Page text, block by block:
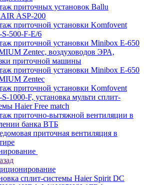
приточных установок Ballu
ASP-200
приточной установки Komfovent
500-F-E/6
приточной установки Minibox E-650
Zentec, воздуховодов ЭРА,
приточной машины
приточной установки Minibox E-650
Zentec
приточной установки Komfovent
1000-F, установка мульти сплит-
Haier Free match
приточно-вытяжной вентиляции в
банка ВТБ
приточная вентиляция в
сплит-системы Haier Spirit DC